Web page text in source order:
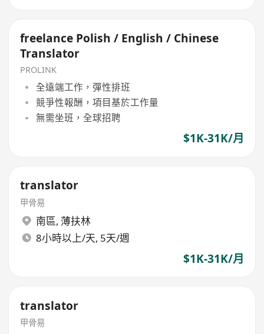
freelance Polish / English / Chinese
Translator
PROLINK
全遠端工作，彈性排班
競爭性報酬，項目基於工作量
無需坐班，全球招聘
$1K-31K/月
translator
甲骨易
南區, 薄扶林
8小時以上/天, 5天/週
$1K-31K/月
translator
甲骨易